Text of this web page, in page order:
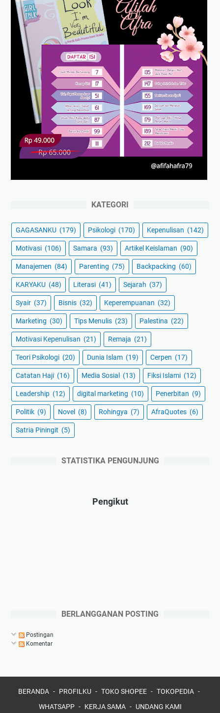
KATEGORI
GAGASANKU (179) Psikologi (170) Kepenulisan (142)
Motivasi (106) Samara (93) Artikel Keislaman (90)
Manajemen (84) Parenting (75) Backpacking (60)
KARYAKU (48) Literasi (41) Sejarah (37)
Syair (37) Bisnis (32) Keperempuanan (32)
Marketing (30) Tips Menulis (23) Palestina (22)
Motivasi Kepenulisan (21) Remaja (21)
Teori Psikologi (20) Dunia Islam (19) Cerpen (17)
Catatan Haji (16) Media Sosial (13) Fiksi Islami (12)
Leadership (12) digital marketing (10) Penerbitan (9)
Politik (9) Novel (8) Rohingya (7) AfraQuotes (6)
Satria Piningit (5)
STATISTIKA PENGUNJUNG
Pengikut
BERLANGGANAN POSTING
Postingan
Komentar
BERANDA PROFILKU TOKO SHOPEE
TOKOPEDIA
WHATSAPP
KERJA SAMA UNDANG KAMI